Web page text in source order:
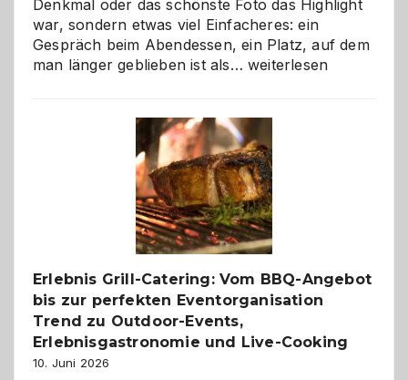
Denkmal oder das schönste Foto das Highlight
war, sondern etwas viel Einfacheres: ein
Gespräch beim Abendessen, ein Platz, auf dem
man länger geblieben ist als… Als
–
die
Gelegenheit,
neue
Reiseziele
zu
entdecken
weiterlesen
Erlebnis Grill-Catering: Vom BBQ-Angebot
bis zur perfekten Eventorganisation
Trend zu Outdoor-Events,
Erlebnisgastronomie und Live-Cooking
10. Juni 2026